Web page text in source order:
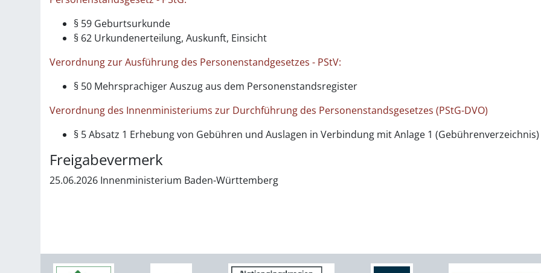
§ 59 Geburtsurkunde
§ 62 Urkundenerteilung, Auskunft, Einsicht
Verordnung zur Ausführung des Personenstandgesetzes - PStV:
§ 50 Mehrsprachiger Auszug aus dem Personenstandsregister
Verordnung des Innenministeriums zur Durchführung des Personenstandsgesetzes (PStG-DVO)
§ 5 Absatz 1 Erhebung von Gebühren und Auslagen in Verbindung mit Anlage 1 (Gebührenverzeichnis)
Freigabevermerk
25.06.2026 Innenministerium Baden-Württemberg